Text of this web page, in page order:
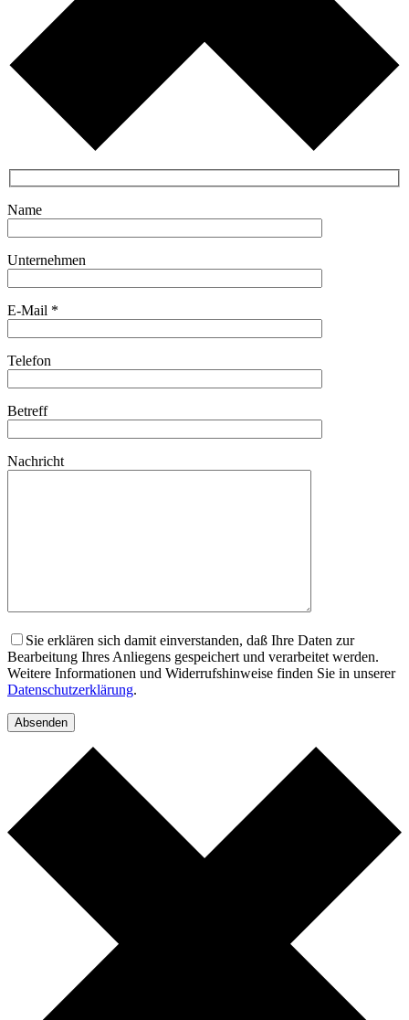
Name
Unternehmen
E-Mail *
Telefon
Betreff
Nachricht
Sie erklären sich damit einverstanden, daß Ihre Daten zur
Bearbeitung Ihres Anliegens gespeichert und verarbeitet werden.
Weitere Informationen und Widerrufshinweise finden Sie in unserer
Datenschutzerklärung.